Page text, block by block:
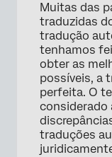
Muitas das
traduzidas
tradução
tenhamos
obter as
possíveis, a
perfeita. O
considerado
traduções